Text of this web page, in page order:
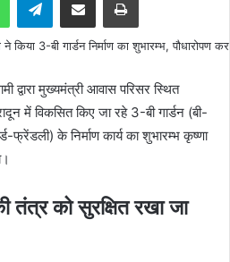
द्वारा मुख्यमंत्री आवास परिसर स्थित
में विकसित किए जा रहे 3-बी गार्डन (बी-
के निर्माण कार्य का शुभारम्भ कृष्णा
तंत्र को सुरक्षित रखा जा